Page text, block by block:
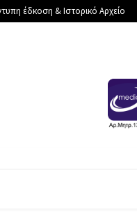
έδκοση & Ιστορικό Αρχείο